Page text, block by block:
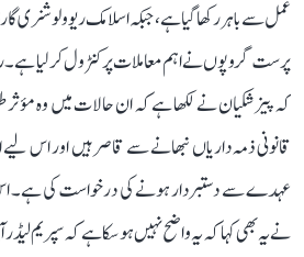
عمل سے باہر رکھا گیا ہے، جبکہ اسلامک ریوولوشنری
پرست گروپوں نے اہم معاملات پر کنٹرول کر لیا
کہ پیزشکیان نے لکھا ہے کہ ان حالات میں وہ
قانونی ذمہ داریاں نبھانے سے قاصر ہیں اور اس
عہدے سے دستبردار ہونے کی درخواست کی ہے۔
نے یہ بھی کہا کہ یہ واضح نہیں ہو سکا ہے کہ سپریم لیڈر